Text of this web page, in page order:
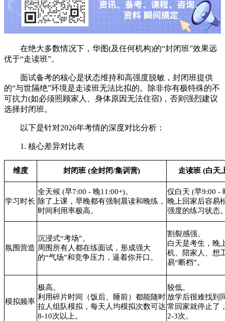
在绝大多数情况下，华图(及任何机构)的“封闭班”效果远
优于“走读班”。
面试备考的核心是状态维持和高强度脱敏，封闭班提供
的“与世隔绝”环境是走读班无法比拟的。除非你有极特殊的不
可抗力(如必须照顾家人、身体原因无法住宿)，否则强烈建议
选择封闭班。
以下是针对2026年考情的深度对比分析：
1. 核心差异对比表
维度 封闭班 (全封闭/集训营) 走读班 (白天
学习时长
全天候 (早7:00 - 晚11:00+)。
除了上课，早晚都有强制晨读和晚练，
时间利用率极高。
仅白天 (早9:00 -
晚上回家后容易
强度的练习状态
氛围营造
沉浸式“考场”。
周围所有人都在练面试，形成强大
的“气场”和竞争压力，逼着你开口。
割裂感强。
白天是考生，晚
机、陪家人、想
易“断档”。
模拟频率
极高。
利用碎片时间（饭后、睡前）都能随时
拉人组队模拟，每天人均模拟次数可达
8-10次以上。
较低。
放学后很难找到
常回家就停止了
2-3次。